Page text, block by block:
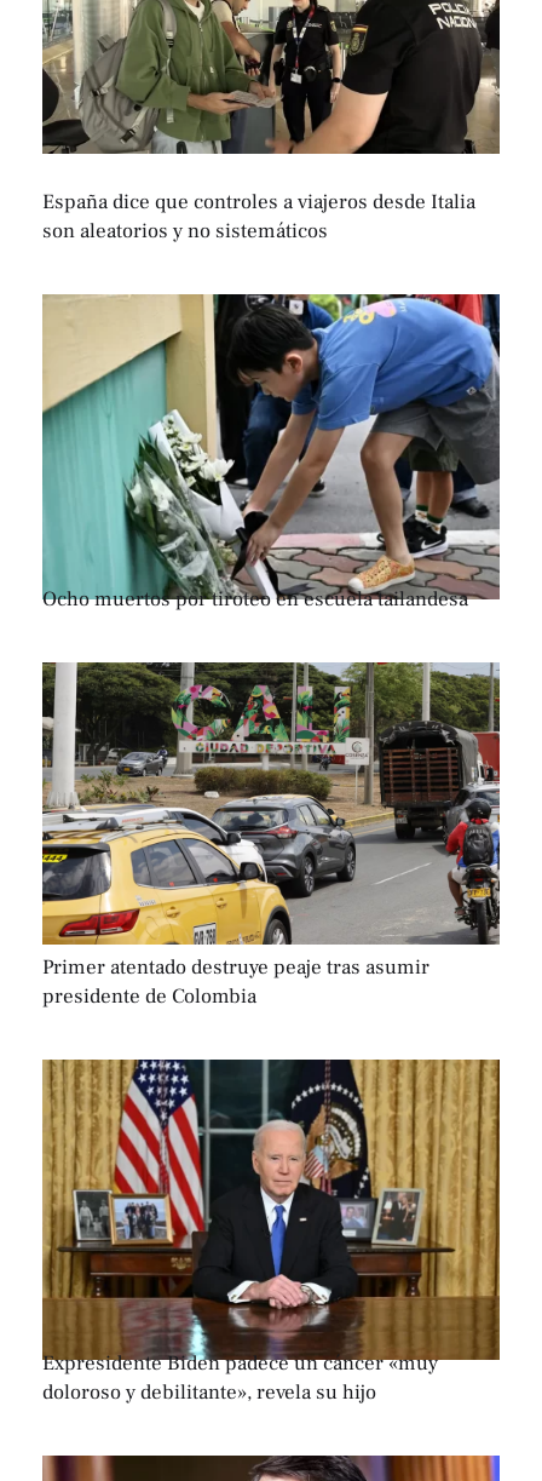
España dice que controles a viajeros desde Italia
son aleatorios y no sistemáticos
Ocho muertos por tiroteo en escuela tailandesa
Primer atentado destruye peaje tras asumir
presidente de Colombia
Expresidente Biden padece un cáncer «muy
doloroso y debilitante», revela su hijo